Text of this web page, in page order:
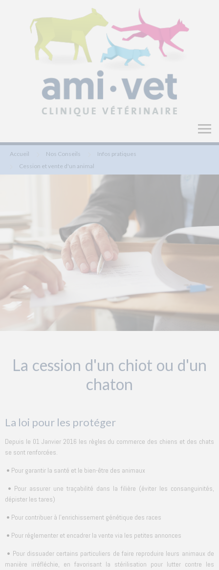
Accueil Nos Conseils
Infos pratiques
Cession et vente d'un animal
La cession d'un chiot ou d'un
chaton
La loi pour les protéger
Depuis le 01 Janvier 2016 les règles du commerce des chiens et des chats
se sont renforcées.
• Pour garantir la santé et le bien-être des animaux
• Pour assurer une traçabilité dans la filière (éviter les consanguinités,
dépister les tares)
• Pour contribuer à l'enrichissement génétique des races
• Pour réglementer et encadrer la vente via les petites annonces
• Pour dissuader certains particuliers de faire reproduire leurs animaux de
manière irréfléchie, en favorisant la stérilisation pour lutter contre les